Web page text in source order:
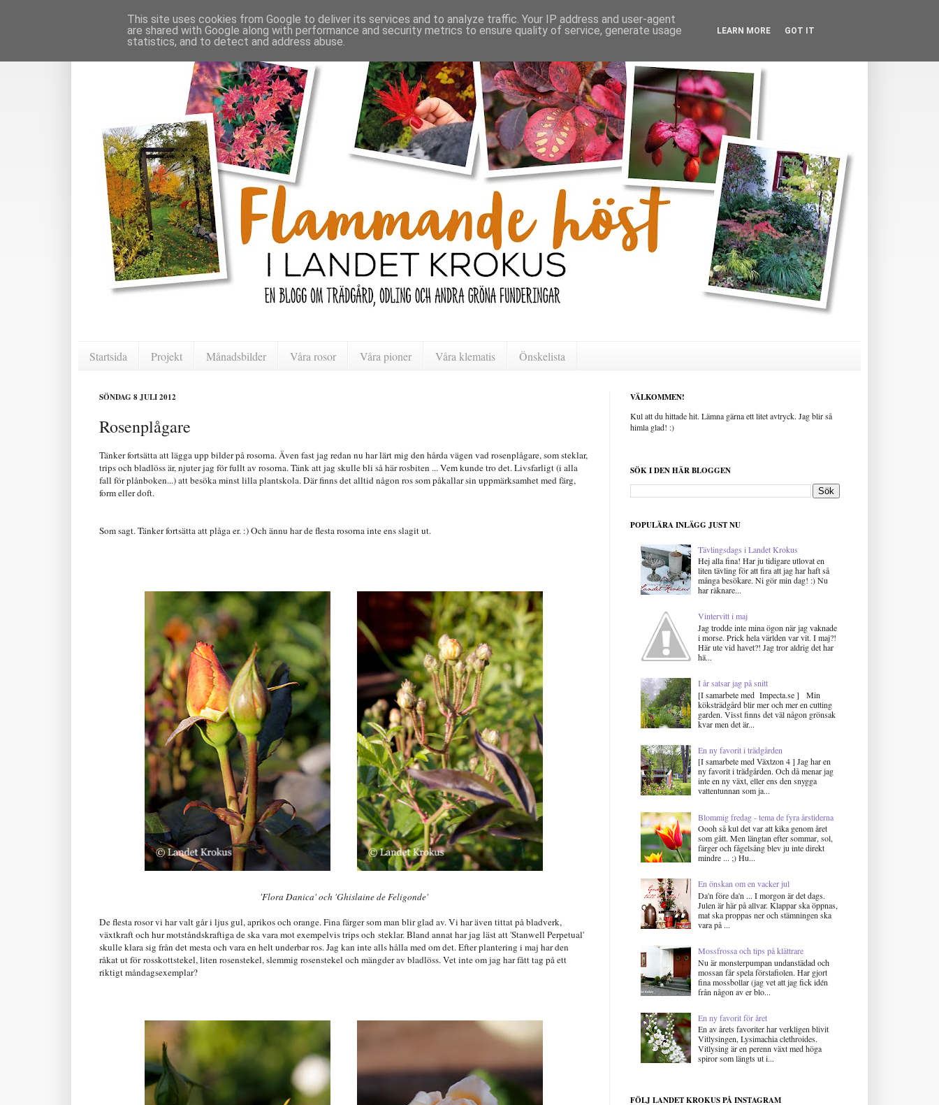
Startsida Projekt Månadsbilder Våra rosor Våra pioner Våra klematis Önskelista
SÖNDAG 8 JULI 2012
Rosenplågare
Tänker fortsätta att lägga upp bilder på rosorna. Även fast jag redan nu har lärt mig den hårda vägen vad rosenplågare, som steklar,
trips och bladlöss är, njuter jag för fullt av rosorna. Tänk att jag skulle bli så här rosbiten ... Vem kunde tro det. Livsfarligt (i alla
fall för plånboken...) att besöka minst lilla plantskola. Där finns det alltid någon ros som påkallar sin uppmärksamhet med färg,
form eller doft.
Som sagt. Tänker fortsätta att plåga er. :) Och ännu har de flesta rosorna inte ens slagit ut.
'Flora Danica' och 'Ghislaine de Feligonde'
De flesta rosor vi har valt går i ljus gul, aprikos och orange. Fina färger som man blir glad av. Vi har även tittat på bladverk,
växtkraft och hur motståndskraftiga de ska vara mot exempelvis trips och steklar. Bland annat har jag läst att 'Stanwell Perpetual'
skulle klara sig från det mesta och vara en helt underbar ros. Jag kan inte alls hålla med om det. Efter plantering i maj har den
råkat ut för rosskottstekel, liten rosenstekel, slemmig rosenstekel och mängder av bladlöss. Vet inte om jag har fått tag på ett
riktigt måndagsexemplar?
VÄLKOMMEN!
Kul att du hittade hit. Lämna gärna ett litet avtryck. Jag blir så
himla glad! :)
SÖK I DEN HÄR BLOGGEN
POPULÄRA INLÄGG JUST NU
Tävlingsdags i Landet Krokus
Hej alla fina! Har ju tidigare utlovat en
liten tävling för att fira att jag har haft så
många besökare. Ni gör min dag! :) Nu
har räknare...
Vintervitt i maj
Jag trodde inte mina ögon när jag vaknade
i morse. Prick hela världen var vit. I maj?!
Här ute vid havet?! Jag tror aldrig det har
hä...
I år satsar jag på snitt
[I samarbete med Impecta.se ] Min
köksträdgård blir mer och mer en cutting
garden. Visst finns det väl någon grönsak
kvar men det är...
En ny favorit i trädgården
[I samarbete med Växtzon 4 ] Jag har en
ny favorit i trädgården. Och då menar jag
inte en ny växt, eller ens den snygga
vattentunnan som ja...
Blommig fredag - tema de fyra årstiderna
Oooh så kul det var att kika genom året
som gått. Men längtan efter sommar, sol,
färger och fågelsång blev ju inte direkt
mindre ... ;) Hu...
En önskan om en vacker jul
Da'n före da'n ... I morgon är det dags.
Julen är här på allvar. Klappar ska öppnas,
mat ska proppas ner och stämningen ska
vara på ...
Mossfrossa och tips på klättrare
Nu är monsterpumpan undanstädad och
mossan får spela förstafiolen. Har gjort
fina mossbollar (jag vet att jag fick idén
från någon av er blo...
En ny favorit för året
En av årets favoriter har verkligen blivit
Vitlysingen, Lysimachia clethroides.
Vitlysing är en perenn växt med höga
spiror som längts ut i...
FÖLJ LANDET KROKUS PÅ INSTAGRAM
This site uses cookies from Google to deliver its services and to analyze traffic. Your IP address and user-agent
are shared with Google along with performance and security metrics to ensure quality of service, generate usage
statistics, and to detect and address abuse.
LEARN MORE GOT IT